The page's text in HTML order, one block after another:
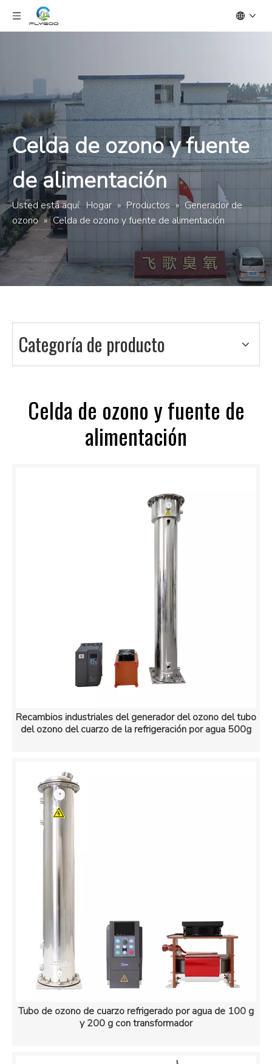
Celda de ozono y fuente
de alimentación
Usted está aquí: Hogar » Productos » Generador de
ozono » Celda de ozono y fuente de alimentación
Categoría de producto
Celda de ozono y fuente de
alimentación
Recambios industriales del generador del ozono del tubo
del ozono del cuarzo de la refrigeración por agua 500g
Tubo de ozono de cuarzo refrigerado por agua de 100 g
y 200 g con transformador